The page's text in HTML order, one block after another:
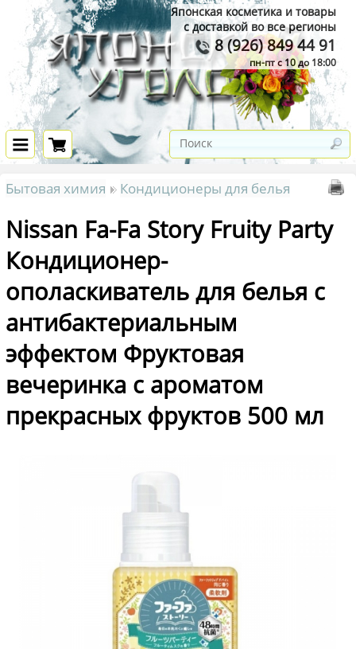
Японская косметика и товары
с доставкой во все регионы
8 (926) 849 44 91
пн-пт с 10 до 18:00
Бытовая химия Кондиционеры для белья
Nissan Fa-Fa Story Fruity Party
Кондиционер-
ополаскиватель для белья с
антибактериальным
эффектом Фруктовая
вечеринка с ароматом
прекрасных фруктов 500 мл